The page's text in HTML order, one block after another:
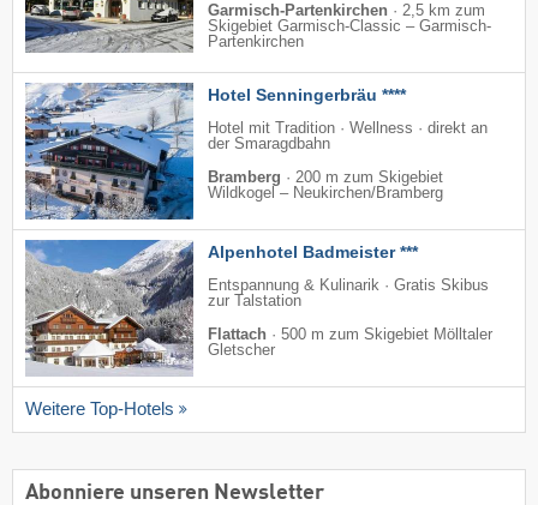
Garmisch-Partenkirchen · 2,5 km zum
Skigebiet Garmisch-Classic – Garmisch-
Partenkirchen
Hotel Senningerbräu ****
Hotel mit Tradition · Wellness · direkt an
der Smaragdbahn
Bramberg · 200 m zum Skigebiet
Wildkogel – Neukirchen/​Bramberg
Alpenhotel Badmeister ***
Entspannung & Kulinarik · Gratis Skibus
zur Talstation
Flattach · 500 m zum Skigebiet Mölltaler
Gletscher
Weitere Top-Hotels
Abonniere unseren Newsletter